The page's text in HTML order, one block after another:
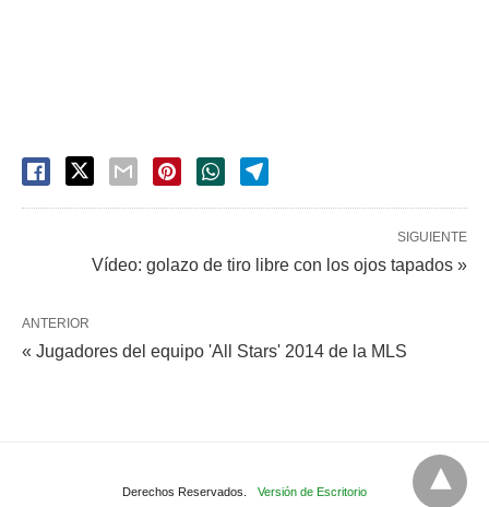
SIGUIENTE
Vídeo: golazo de tiro libre con los ojos tapados »
ANTERIOR
« Jugadores del equipo 'All Stars' 2014 de la MLS
Derechos Reservados. Versión de Escritorio